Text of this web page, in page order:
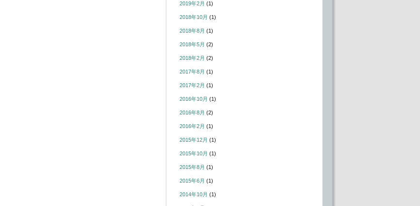
2019年2月 (1)
2018年10月 (1)
2018年8月 (1)
2018年5月 (2)
2018年2月 (2)
2017年8月 (1)
2017年2月 (1)
2016年10月 (1)
2016年8月 (2)
2016年2月 (1)
2015年12月 (1)
2015年10月 (1)
2015年8月 (1)
2015年6月 (1)
2014年10月 (1)